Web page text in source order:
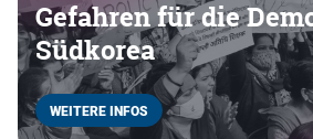
Gefahren für die
Südkorea
WEITERE INFOS